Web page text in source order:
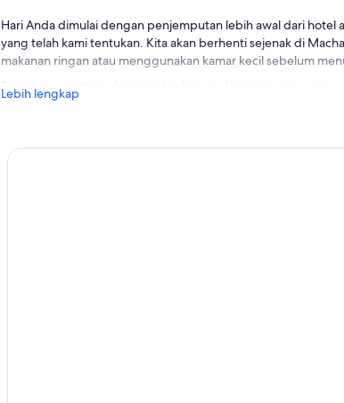
Hari Anda dimulai dengan penjemputan lebih awal dari
yang telah kami tentukan. Kita akan berhenti sejenak di
makanan ringan atau menggunakan kamar kecil sebelum
Perhentian pertama kami adalah Laguna Limpiopungo yang
kaki Gunung Berapi Cotopaxi - sempurna untuk foto-foto
Selanjutnya, bersiaplah untuk mendaki ke José Rivas
Lebih lengkap